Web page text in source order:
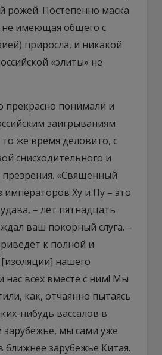
рожей. Постепенно маска
не имеющая общего с
приросла, и никакой
«элиты» не
прекрасно понимали и
заигрываниям
то же время деловито, с
снисходительного и
«Священный
Ху и Пу – это
– лет пятнадцать
ваш покорный слуга. –
к полной и
нашего
нас всех вместе с ним! Мы
как, отчаянно пытаясь
нибудь вассалов в
мы сами уже
зарубежье Китая.